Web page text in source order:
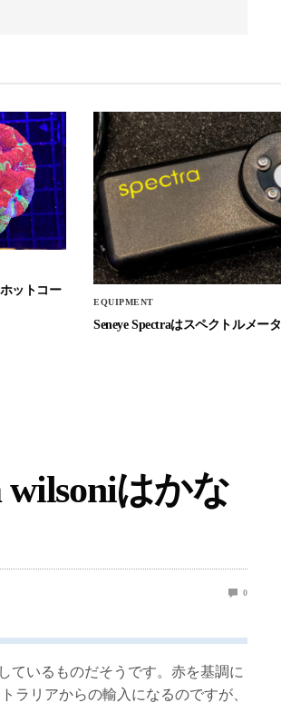
ットコー
EQUIPMENT
Seneye Spectraはスペクトルメータ
wilsoniはかな
0
ているものだそうです。赤を基調に
ラリアからの輸入になるのですが、